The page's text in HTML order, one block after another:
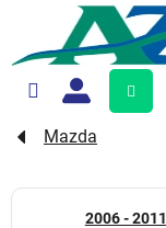
obsah
Nákupný
košík
Mazda
2006 - 2011